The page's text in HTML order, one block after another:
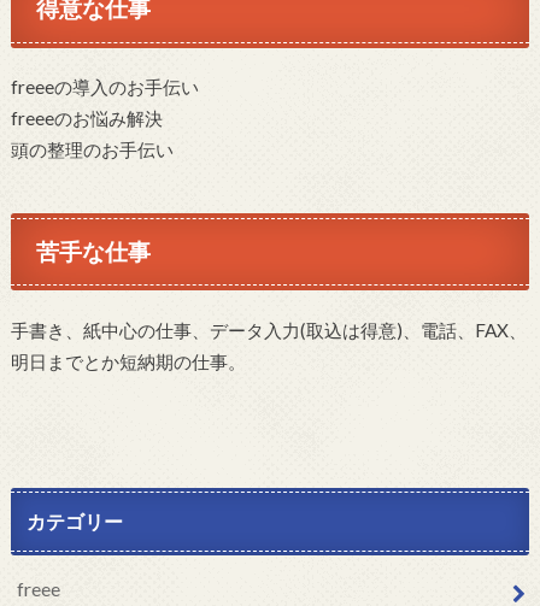
得意な仕事
freeeの導入のお手伝い
freeeのお悩み解決
頭の整理のお手伝い
苦手な仕事
手書き、紙中心の仕事、データ入力(取込は得意)、電話、FAX、
明日までとか短納期の仕事。
カテゴリー
freee